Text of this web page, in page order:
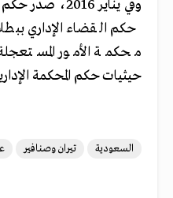
وفي يناير 2016،
حكم القضاء الإداري
حيثيات حكم المحكمة
السعودية تيران وصنافير